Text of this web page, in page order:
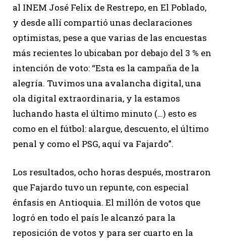
al INEM José Felix de Restrepo, en El Poblado,
y desde allí compartió unas declaraciones
optimistas, pese a que varias de las encuestas
más recientes lo ubicaban por debajo del 3 % en
intención de voto: “Esta es la campaña de la
alegría. Tuvimos una avalancha digital, una
ola digital extraordinaria, y la estamos
luchando hasta el último minuto (…) esto es
como en el fútbol: alargue, descuento, el último
penal y como el PSG, aquí va Fajardo”.
Los resultados, ocho horas después, mostraron
que Fajardo tuvo un repunte, con especial
énfasis en Antioquia. El millón de votos que
logró en todo el país le alcanzó para la
reposición de votos y para ser cuarto en la